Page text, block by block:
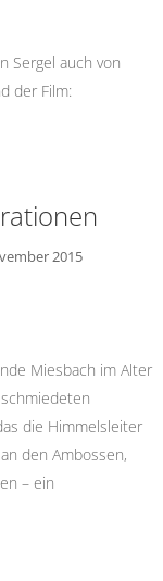
Sergel auch von
der Film:
2015
Miesbach im Alter
die Himmelsleiter
den Ambossen,
– ein